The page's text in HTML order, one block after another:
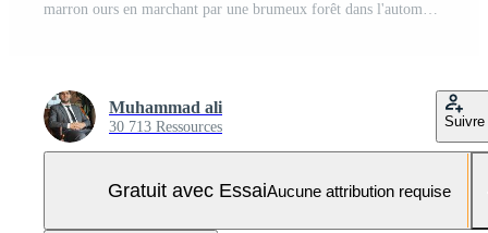
marron ours en marchant par une brumeux forêt dans l'automne, entouré par des arbres et feuillage pendant le de bonne heure heures de le journée Photo Pro
Muhammad ali
30 713 Ressources Suivre
Gratuit avec EssaiAucune attribution requise